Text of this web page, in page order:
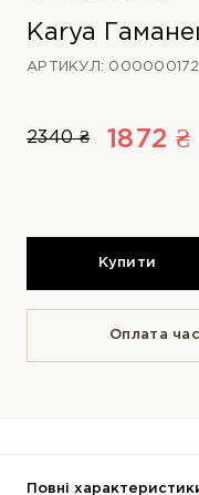
Karya
АРТИКУЛ:
2340 ₴ 1872 ₴
Купити
Оплата
Повні